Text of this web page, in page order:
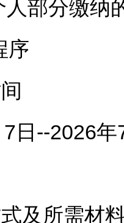
部分缴纳
序
--2026年7
及所需材